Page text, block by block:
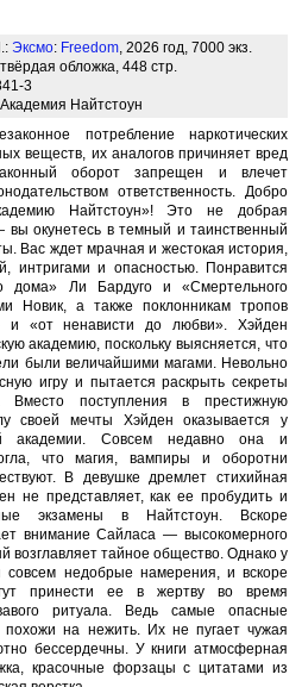
Эксмо: Freedom, 2026 год, 7000 экз.
обложка, 448 стр.
3
Найтстоун
потребление наркотических
веществ, их аналогов причиняет вред
оборот запрещен и влечет
ответственность. Добро
Найтстоун»! Это не добрая
вы окунетесь в темный и таинственный
Вас ждет мрачная и жестокая история,
интригами и опасностью. Понравится
дома» Ли Бардуго и «Смертельного
Новик, а также поклонникам тропов
и «от ненависти до любви». Хэйден
академию, поскольку выясняется, что
были величайшими магами. Невольно
игру и пытается раскрыть секреты
Вместо поступления в престижную
своей мечты Хэйден оказывается у
академии. Совсем недавно она и
что магия, вампиры и оборотни
В девушке дремлет стихийная
не представляет, как ее пробудить и
экзамены в Найтстоун. Вскоре
внимание Сайласа — высокомерного
возглавляет тайное общество. Однако у
совсем недобрые намерения, и вскоре
принести ее в жертву во время
ритуала. Ведь самые опасные
на нежить. Их не пугает чужая
бессердечны. У книги атмосферная
красочные форзацы с цитатами из